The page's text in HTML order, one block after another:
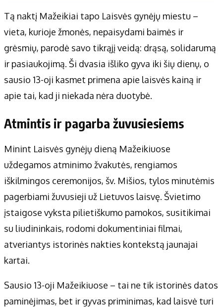
Tą naktį Mažeikiai tapo Laisvės gynėjų miestu –
vieta, kurioje žmonės, nepaisydami baimės ir
grėsmių, parodė savo tikrąjį veidą: drąsą, solidarumą
ir pasiaukojimą. Ši dvasia išliko gyva iki šių dienų, o
sausio 13-oji kasmet primena apie laisvės kainą ir
apie tai, kad ji niekada nėra duotybė.
Atmintis ir pagarba žuvusiesiems
Minint Laisvės gynėjų dieną Mažeikiuose
uždegamos atminimo žvakutės, rengiamos
iškilmingos ceremonijos, šv. Mišios, tylos minutėmis
pagerbiami žuvusieji už Lietuvos laisvę. Švietimo
įstaigose vyksta pilietiškumo pamokos, susitikimai
su liudininkais, rodomi dokumentiniai filmai,
atveriantys istorinės nakties kontekstą jaunajai
kartai.
Sausio 13-oji Mažeikiuose – tai ne tik istorinės datos
paminėjimas, bet ir gyvas priminimas, kad laisvė turi